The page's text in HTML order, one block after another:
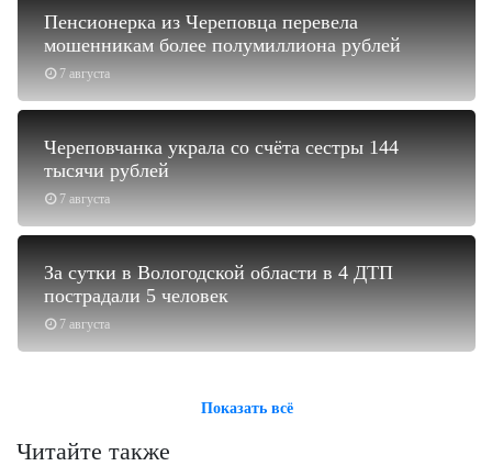
7 августа
Пенсионерка из Череповца перевела
мошенникам более полумиллиона рублей
7 августа
Череповчанка украла со счёта сестры 144
тысячи рублей
7 августа
За сутки в Вологодской области в 4 ДТП
пострадали 5 человек
Показать всё
Читайте также